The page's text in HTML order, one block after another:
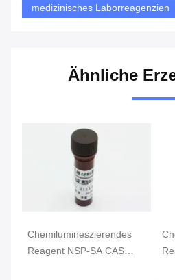
medizinisches Laborreagenzien
Ähnliche
Chemilumineszierendes
Reagent NSP-SA CAS